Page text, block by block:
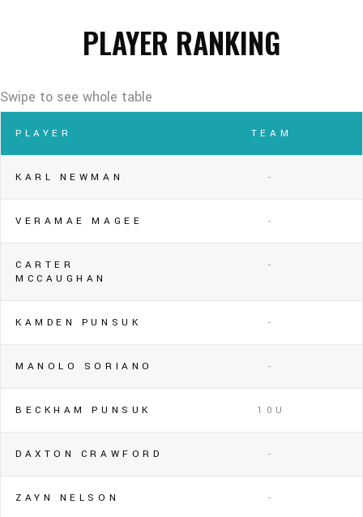
PLAYER RANKING
PLAYER TEAM
KARL NEWMAN -
VERAMAE MAGEE -
CARTER
MCCAUGHAN
-
KAMDEN PUNSUK -
MANOLO SORIANO -
BECKHAM PUNSUK 10U
DAXTON CRAWFORD -
ZAYN NELSON -